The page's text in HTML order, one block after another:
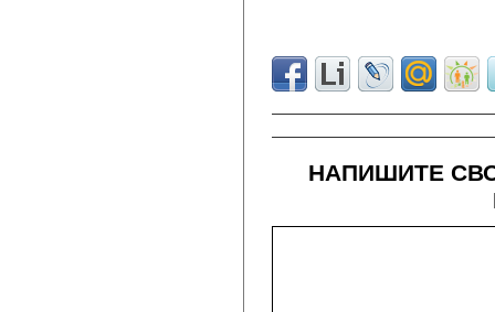
НАПИШИТЕ